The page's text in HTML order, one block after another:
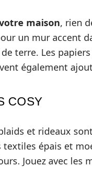
maison, rien
un mur accent
terre. Les
également
COSY
et rideaux
textiles épais et
Jouez avec